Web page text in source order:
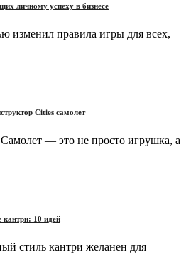
личному успеху в бизнесе
изменил правила игры для всех,
Cities самолет
— это не просто игрушка, а
10 идей
стиль кантри желанен для